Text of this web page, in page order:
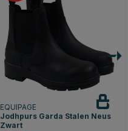
EQUIPAGE
Jodhpurs Garda Stalen Neus
Zwart